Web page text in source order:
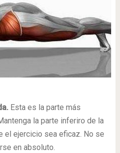
Esta es la parte más
la parte inferiro de la
el ejercicio sea eficaz. No se
en absoluto.